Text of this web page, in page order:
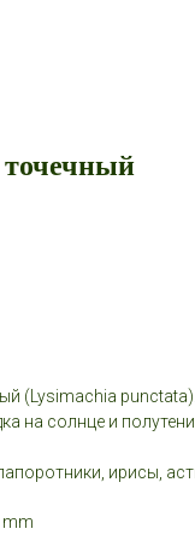
(Lysimachia
на солнце и
ирисы,
mm